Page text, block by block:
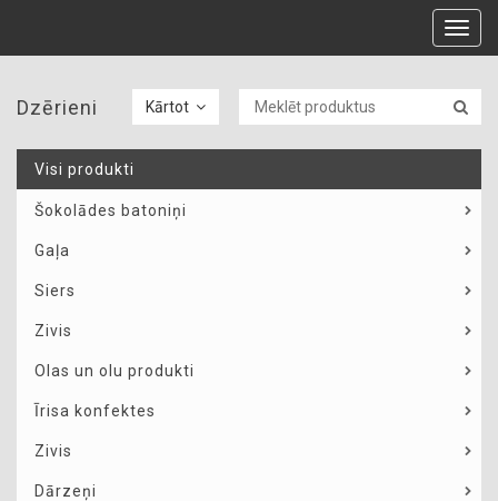
Dzērieni Kārtot
Visi produkti
Šokolādes batoniņi
Gaļa
Siers
Zivis
Olas un olu produkti
Īrisa konfektes
Zivis
Dārzeņi